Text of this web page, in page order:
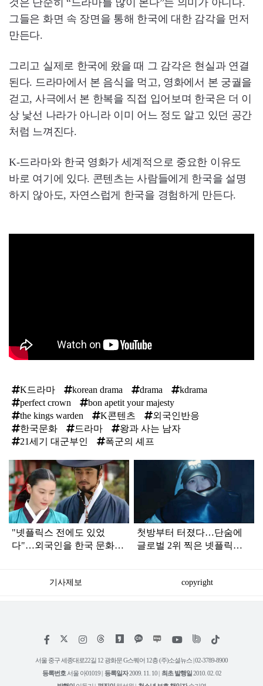
그들은 화면 속 장면을 통해 한국에 대한 감각을 먼저
만든다.
그리고 실제로 한국에 왔을 때 그 감각은 현실과 연결
된다. 드라마에서 본 음식을 먹고, 영화에서 본 궁궐을
걷고, 사극에서 본 한복을 직접 입어보며 한국은 더 이
상 낯선 나라가 아니라 이미 어느 정도 알고 있던 공간
처럼 느껴진다.
K-드라마와 한국 영화가 세계적으로 중요한 이유도
바로 여기에 있다. 콘텐츠는 사람들에게 한국을 설명
하지 않아도, 자연스럽게 한국을 경험하게 만든다.
K드라마 korean drama drama
kdrama
perfect crown
bon apetit your majesty
the kings warden
K콘텐츠
외국인반응
한국문화
드라마
왕과 사는 남자
21세기 대군부인
폭군의 셰프
탑
라
인
"넷플릭스 전에도 있었
다"…외국인을 한국 문화에
첫방부터 터졌다…단숨에
글로벌 2위 찍은 넷플릭스
기사제보 copyright
페
스
인
타
램
위
트
유
틱
서울 중구 세종대로22길 12 광화문 G스퀘어 12층 (주)소셜뉴스 | 02-3789-8900
등록번호 서울 아01019 | 등록일자2009. 11. 10 | 최초 발행일2010. 02. 02